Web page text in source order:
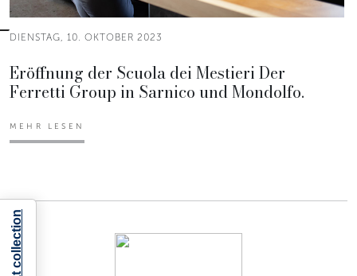
DIENSTAG, 10. OKTOBER 2023
Eröffnung der Scuola dei Mestieri Der
Ferretti Group in Sarnico und Mondolfo.
MEHR LESEN